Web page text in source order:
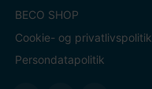
BECO SHOP
Cookie- og privatlivspolitik
Persondatapolitik